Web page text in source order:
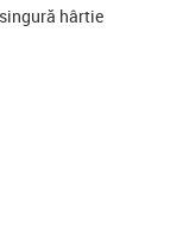
hârtie